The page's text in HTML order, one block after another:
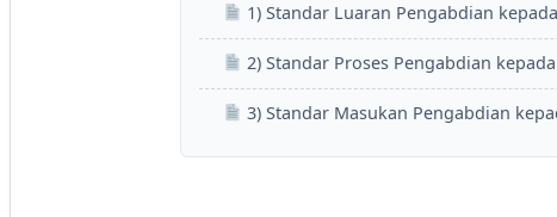
1) Standar Luaran Pengabdian
2) Standar Proses Pengabdian
3) Standar Masukan Pengabdian